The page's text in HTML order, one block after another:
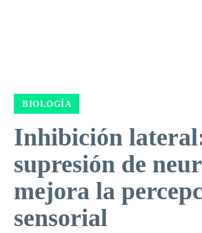
BIOLOGÍA
Inhibición
supresión de
mejora la
sensorial